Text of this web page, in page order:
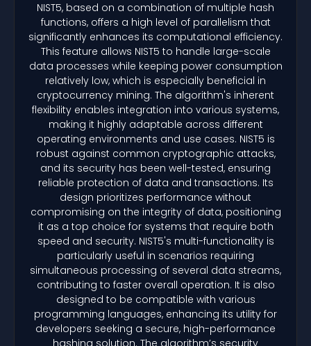
NIST5, based on a combination of multiple hash
functions, offers a high level of parallelism that
significantly enhances its computational efficiency.
This feature allows NIST5 to handle large-scale
data processes while keeping power consumption
relatively low, which is especially beneficial in
cryptocurrency mining. The algorithm's inherent
flexibility enables integration into various systems,
making it highly adaptable across different
operating environments and use cases. NIST5 is
robust against common cryptographic attacks,
and its security has been well-tested, ensuring
reliable protection of data and transactions. Its
design prioritizes performance without
compromising on the integrity of data, positioning
it as a top choice for systems that require both
speed and security. NIST5's multi-functionality is
particularly useful in scenarios requiring
simultaneous processing of several data streams,
contributing to faster overall operation. It is also
designed to be compatible with various
programming languages, enhancing its utility for
developers seeking a secure, high-performance